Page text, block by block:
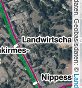
, Kartendaten, Geobasisdaten: ©